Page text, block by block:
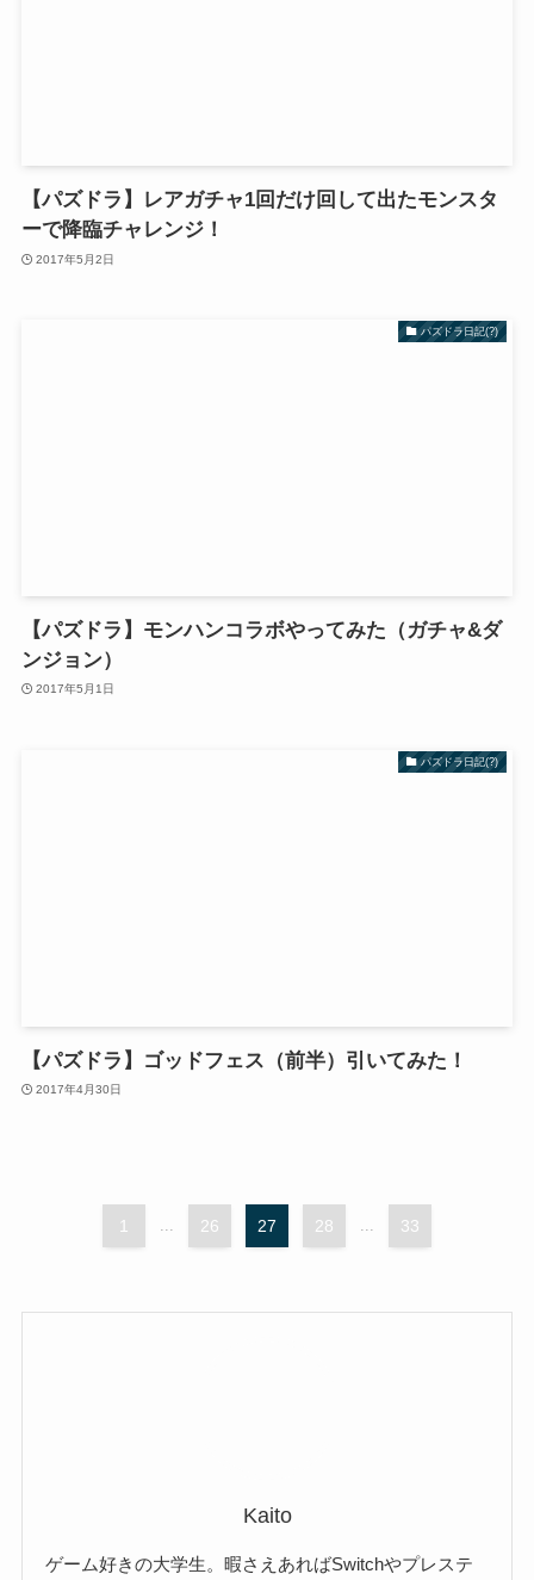
【パズドラ】レアガチャ1回だけ回して出たモンスタ
ーで降臨チャレンジ！
2017年5月2日
パズドラ日記(?)
【パズドラ】モンハンコラボやってみた（ガチャ&ダ
ンジョン）
2017年5月1日
パズドラ日記(?)
【パズドラ】ゴッドフェス（前半）引いてみた！
2017年4月30日
1 26 27 28 33
Kaito
ゲーム好きの大学生。暇さえあればSwitchやプレステ